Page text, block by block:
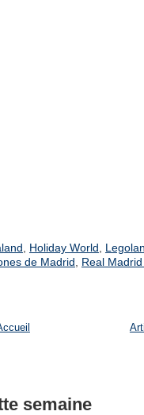
Holiday World
de Madrid
Real
semaine